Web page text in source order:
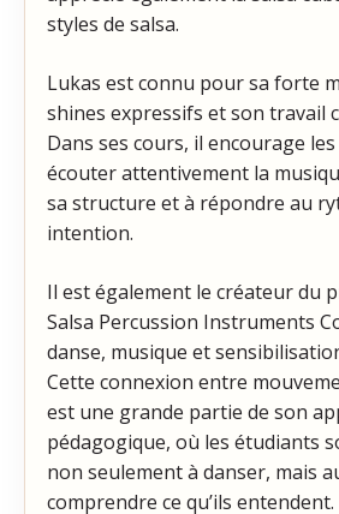
styles de salsa.
Lukas est connu pour sa forte
shines expressifs et son travail
Dans ses cours, il encourage
écouter attentivement la
sa structure et à répondre au
intention.
Il est également le créateur du
Salsa Percussion Instruments
danse, musique et
Cette connexion entre
est une grande partie de son
pédagogique, où les étudiants
non seulement à danser, mais
comprendre ce qu’ils entendent.